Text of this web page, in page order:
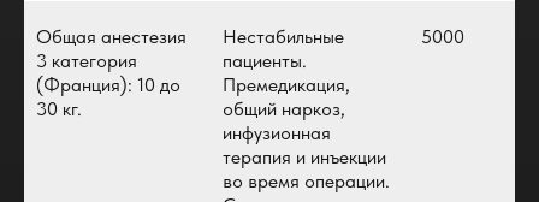
Общая анестезия
3 категория
(Франция): 10 до
30 кг.
Нестабильные
пациенты.
Премедикация,
общий наркоз,
инфузионная
терапия и инъекции
во время операции.
5000